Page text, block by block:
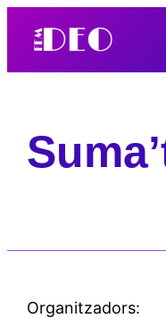
content
Organitzadors: